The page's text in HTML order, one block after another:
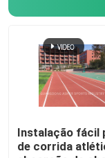
Instalação fácil
de corrida